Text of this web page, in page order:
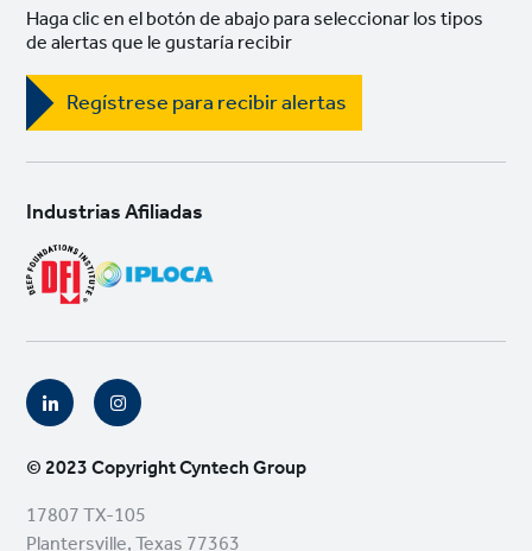
Haga clic en el botón de abajo para seleccionar los tipos
de alertas que le gustaría recibir
Regístrese para recibir alertas
Industrias Afiliadas
Social
links
© 2023 Copyright Cyntech Group
17807 TX-105